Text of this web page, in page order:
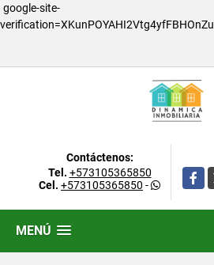
google-site-
Contáctenos:
Tel. +573105365850
Cel. +573105365850 -
X
MENÚ